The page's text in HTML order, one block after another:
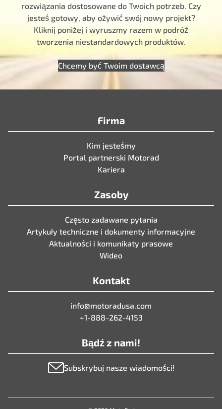
rozwiązania dostosowane do Twoich potrzeb. Czy
jesteś gotowy, aby ożywić swój nowy projekt?
Kliknij poniżej i wyruszmy razem w podróż
tworzenia niestandardowych produktów.
Chcemy być Twoim dostawcą
Firma
Kim jesteśmy
Portal partnerski Motorad
Kariera
Zasoby
Często zadawane pytania
Artykuły techniczne i dokumenty informacyjne
Aktualności i komunikaty prasowe
Wideo
Kontakt
info@motoradusa.com
+1-888-262-4153
Bądź z nami!
Subskrybuj nasze wiadomości!